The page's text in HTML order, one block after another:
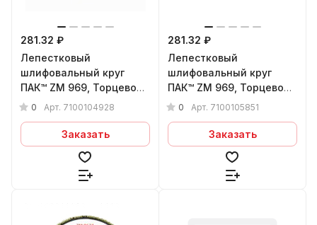
281.32 ₽
Лепестковый
шлифовальный круг
ПАК™ ZM 969, Торцевой,
Конический, Ø125х22 мм,
0 Арт. 7100104928
Заказать
281.32 ₽
Лепестковый
шлифовальный круг
ПАК™ ZM 969, Торцевой,
Конический (арт.3М
0 Арт. 7100105851
Заказать